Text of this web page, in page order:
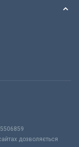
дозволяється